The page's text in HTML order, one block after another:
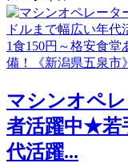
マシンオペ
者活躍中★若
代活躍...